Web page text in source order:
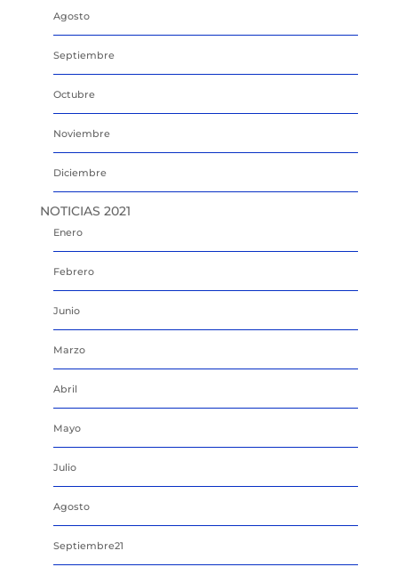
Agosto
Septiembre
Octubre
Noviembre
Diciembre
NOTICIAS 2021
Enero
Febrero
Junio
Marzo
Abril
Mayo
Julio
Agosto
Septiembre21